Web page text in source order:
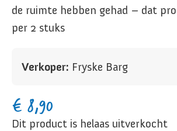
de ruimte hebben gehad – dat
per 2 stuks
Verkoper: Fryske Barg
€ 8,90
Dit product is helaas uitverkocht